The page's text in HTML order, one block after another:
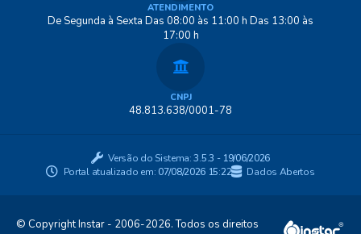
ATENDIMENTO
De Segunda à Sexta Das 08:00 às 11:00 h Das 13:00 às
17:00 h
CNPJ
48.813.638/0001-78
Versão do Sistema:3.5.3 - 19/06/2026
Portal atualizado em: 07/08/2026 15:22 Dados Abertos
© Copyright Instar - 2006-2026. Todos os direitos